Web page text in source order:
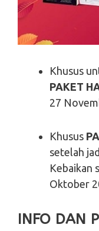
Khusus
PAKET
27
Khusus
setelah
Kebaikan
Oktober
INFO DAN